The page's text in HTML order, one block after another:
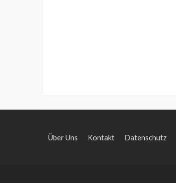
Über Uns Kontakt Datenschutz